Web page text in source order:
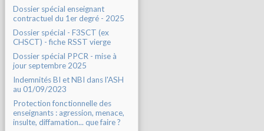
Dossier spécial enseignant
contractuel du 1er degré - 2025
Dossier spécial - F3SCT (ex
CHSCT) - fiche RSST vierge
Dossier spécial PPCR - mise à
jour septembre 2025
Indemnités BI et NBI dans l'ASH
au 01/09/2023
Protection fonctionnelle des
enseignants : agression, menace,
insulte, diffamation... que faire ?